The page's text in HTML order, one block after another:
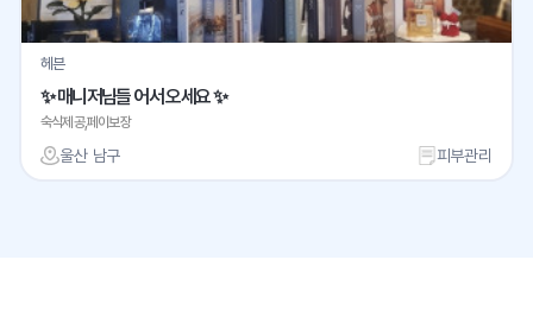
헤븐
✨ 매니저님들 어서 오세요 ✨
숙식제공,페이보장
울산 남구 피부관리